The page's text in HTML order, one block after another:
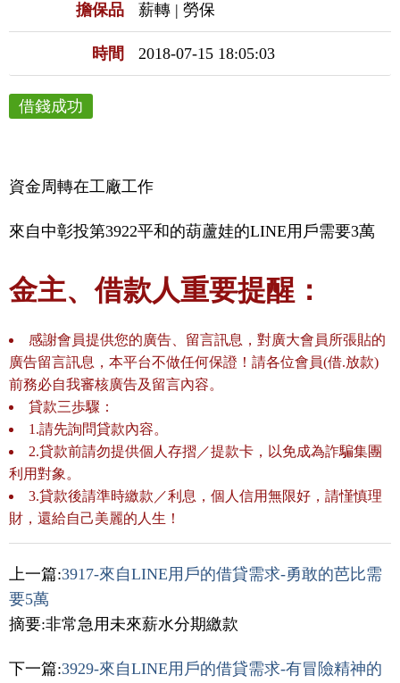
擔保品 薪轉 | 勞保
時間 2018-07-15 18:05:03
借錢成功
資金周轉在工廠工作
來自中彰投第3922平和的葫蘆娃的LINE用戶需要3萬
金主、借款人重要提醒：
感謝會員提供您的廣告、留言訊息，對廣大會員所張貼的
廣告留言訊息，本平台不做任何保證！請各位會員(借.放款)
前務必自我審核廣告及留言內容。
貸款三歩驟：
1.請先詢問貸款內容。
2.貸款前請勿提供個人存摺／提款卡，以免成為詐騙集團
利用對象。
3.貸款後請準時繳款／利息，個人信用無限好，請慬慎理
財，還給自己美麗的人生！
上一篇:3917-來自LINE用戶的借貸需求-勇敢的芭比需
要5萬
摘要:非常急用未來薪水分期繳款
下一篇:3929-來自LINE用戶的借貸需求-有冒險精神的